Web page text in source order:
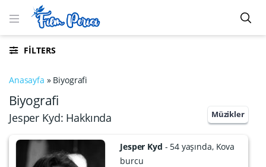
FILTERS
Anasayfa » Biyografi
Biyografi
Jesper Kyd: Hakkında Müzikler
Jesper Kyd 54 yaşında Kova
burcu